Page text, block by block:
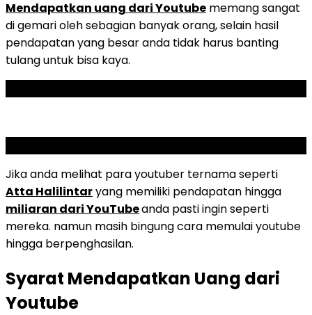
Mendapatkan uang dari Youtube memang sangat
di gemari oleh sebagian banyak orang, selain hasil
pendapatan yang besar anda tidak harus banting
tulang untuk bisa kaya.
Jika anda melihat para youtuber ternama seperti
Atta Halilintaryang memiliki pendapatan hingga
miliaran dari YouTubeanda pasti ingin seperti
mereka. namun masih bingung cara memulai youtube
hingga berpenghasilan.
Syarat Mendapatkan Uang dari
Youtube